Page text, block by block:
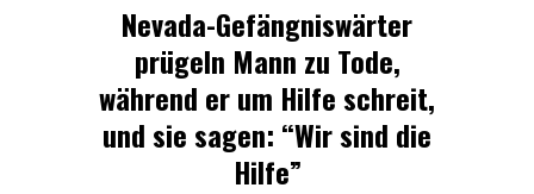
Nevada-Gefängniswärter
prügeln Mann zu Tode,
während er um Hilfe schreit,
und sie sagen: “Wir sind die
Hilfe”